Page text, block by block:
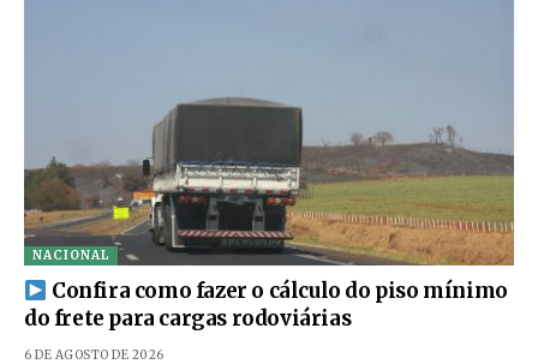
NACIONAL
Confira como fazer o cálculo do piso mínimo
do frete para cargas rodoviárias
6 DE AGOSTO DE 2026